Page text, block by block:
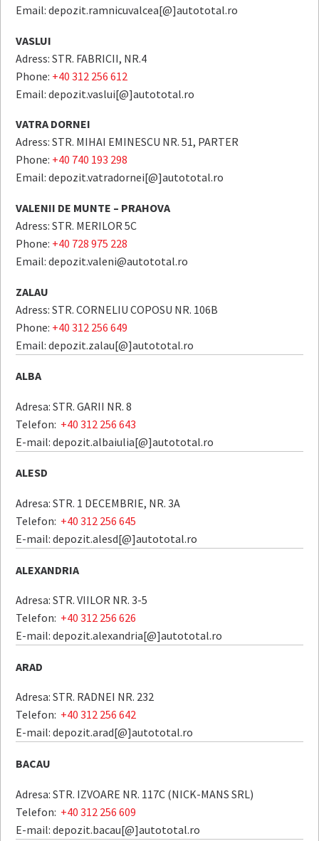
Email: depozit.ramnicuvalcea[@]autototal.ro
VASLUI
Adress: STR. FABRICII, NR.4
Phone: +40 312 256 612
Email: depozit.vaslui[@]autototal.ro
VATRA DORNEI
Adress: STR. MIHAI EMINESCU NR. 51, PARTER
Phone: +40 740 193 298
Email: depozit.vatradornei[@]autototal.ro
VALENII DE MUNTE – PRAHOVA
Adress: STR. MERILOR 5C
Phone: +40 728 975 228
Email: depozit.valeni@autototal.ro
ZALAU
Adress: STR. CORNELIU COPOSU NR. 106B
Phone: +40 312 256 649
Email: depozit.zalau[@]autototal.ro
ALBA
Adresa: STR. GARII NR. 8
Telefon: +40 312 256 643
E-mail: depozit.albaiulia[@]autototal.ro
ALESD
Adresa: STR. 1 DECEMBRIE, NR. 3A
Telefon: +40 312 256 645
E-mail: depozit.alesd[@]autototal.ro
ALEXANDRIA
Adresa: STR. VIILOR NR. 3-5
Telefon: +40 312 256 626
E-mail: depozit.alexandria[@]autototal.ro
ARAD
Adresa: STR. RADNEI NR. 232
Telefon: +40 312 256 642
E-mail: depozit.arad[@]autototal.ro
BACAU
Adresa: STR. IZVOARE NR. 117C (NICK-MANS SRL)
Telefon: +40 312 256 609
E-mail: depozit.bacau[@]autototal.ro